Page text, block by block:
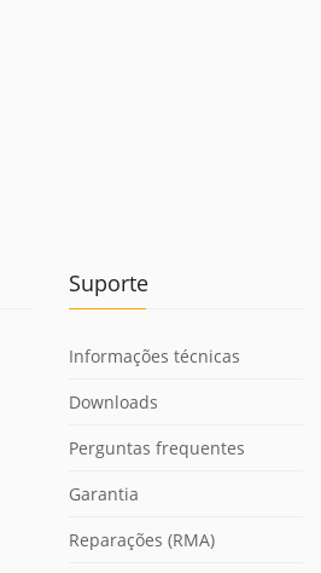
Suporte
Informações técnicas
Downloads
Perguntas frequentes
Garantia
Reparações (RMA)